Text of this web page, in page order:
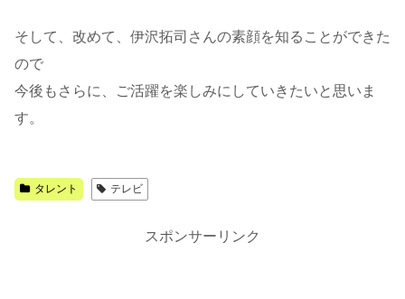
そして、改めて、伊沢拓司さんの素顔を知ることができた
ので
今後もさらに、ご活躍を楽しみにしていきたいと思いま
す。
タレント テレビ
スポンサーリンク